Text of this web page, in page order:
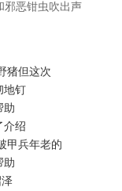
邪恶钳虫吹出声
猪但这次
地钉
助
介绍
甲兵年老的
助